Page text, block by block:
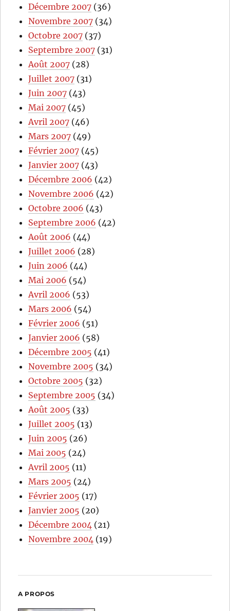
Décembre 2007 (36)
Novembre 2007 (34)
Octobre 2007 (37)
Septembre 2007 (31)
Août 2007 (28)
Juillet 2007 (31)
Juin 2007 (43)
Mai 2007 (45)
Avril 2007 (46)
Mars 2007 (49)
Février 2007 (45)
Janvier 2007 (43)
Décembre 2006 (42)
Novembre 2006 (42)
Octobre 2006 (43)
Septembre 2006 (42)
Août 2006 (44)
Juillet 2006 (28)
Juin 2006 (44)
Mai 2006 (54)
Avril 2006 (53)
Mars 2006 (54)
Février 2006 (51)
Janvier 2006 (58)
Décembre 2005 (41)
Novembre 2005 (34)
Octobre 2005 (32)
Septembre 2005 (34)
Août 2005 (33)
Juillet 2005 (13)
Juin 2005 (26)
Mai 2005 (24)
Avril 2005 (11)
Mars 2005 (24)
Février 2005 (17)
Janvier 2005 (20)
Décembre 2004 (21)
Novembre 2004 (19)
A PROPOS